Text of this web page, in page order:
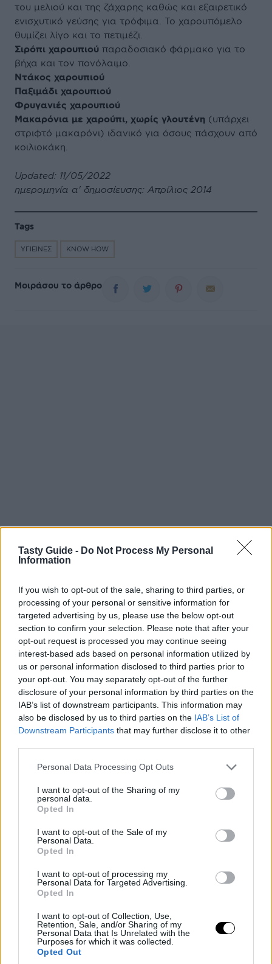
Tasty Guide - Do Not Process My Personal
Information
If you wish to opt-out of the sale, sharing to third parties, or
processing of your personal or sensitive information for
targeted advertising by us, please use the below opt-out
section to confirm your selection. Please note that after your
opt-out request is processed you may continue seeing
interest-based ads based on personal information utilized by
us or personal information disclosed to third parties prior to
your opt-out. You may separately opt-out of the further
disclosure of your personal information by third parties on the
IAB’s list of downstream participants. This information may
also be disclosed by us to third parties on the IAB’s List of
Downstream Participants that may further disclose it to other
Please note that this website/app uses one or more Google
not limited to your visit or usage behaviour. You may click to
grant or deny consent to Google and its third-party tags to
use your data for below specified purposes in below Google
consent section.
Personal Data Processing Opt Outs
I want to opt-out of the Sharing of my
personal data.
Opted In
I want to opt-out of the Sale of my
Personal Data.
Opted In
I want to opt-out of processing my
Personal Data for Targeted Advertising.
Opted In
I want to opt-out of Collection, Use,
Retention, Sale, and/or Sharing of my
Personal Data that Is Unrelated with the
Purposes for which it was collected.
Opted Out
του μελιού και της ζάχαρης καθώς και εξαιρετικό
ενισχυτικό γεύσης για τρόφιμα. Το χαρουπόμελο
θυμίζει λίγο και το πετιμέζι.
Σιρόπι χαρουπιού παραδοσιακό φάρμακο για το
βήχα και τον πονόλαιμο.
Ντάκος χαρουπιού
Παξιμάδι χαρουπιού
Φρυγανιές χαρουπιού
Μακαρόνια με χαρούπι, χωρίς γλουτένη (υπάρχει
στριφτό μακαρόνι) ιδανικό για όσους πάσχουν από
κοιλιοκάκη.
Updated: 11/05/2022
ημερομηνία α' δημοσίευσης: Απρίλιος 2014
Tags
ΥΓΙΕΙΝΕΣ KNOW HOW
Μοιράσου το άρθρο